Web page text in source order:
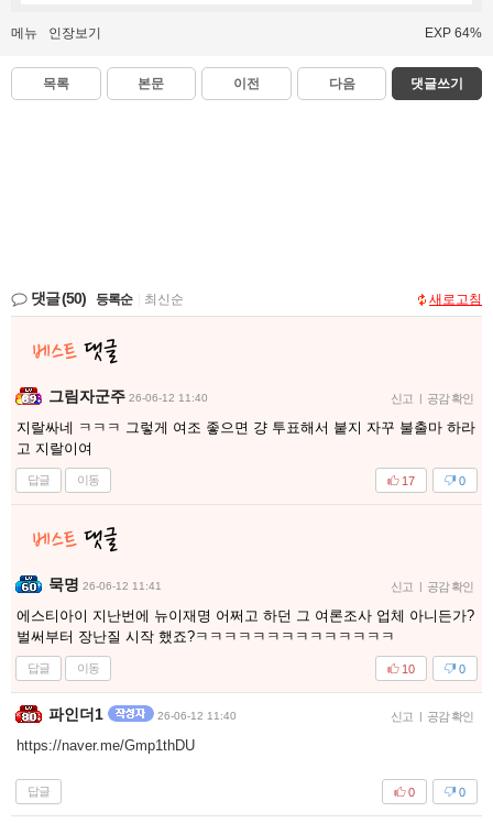
메뉴 인장보기 EXP 64%
목록 본문 이전 다음 댓글쓰기
댓글(50) 등록순 최신순 새로고침
그림자군주 26-06-12 11:40 신고 | 공감 확인
지랄싸네 ㅋㅋㅋ 그렇게 여조 좋으면 걍 투표해서 붙지 자꾸 불출마 하라
고 지랄이여
답글 이동 0
17
묵명 26-06-12 11:41 신고 | 공감 확인
에스티아이 지난번에 뉴이재명 어쩌고 하던 그 여론조사 업체 아니든가?
벌써부터 장난질 시작 했죠?ㅋㅋㅋㅋㅋㅋㅋㅋㅋㅋㅋㅋㅋㅋ
답글 이동 0
10
파인더1 26-06-12 11:40 신고 | 공감 확인
https://naver.me/Gmp1thDU
답글 0
0